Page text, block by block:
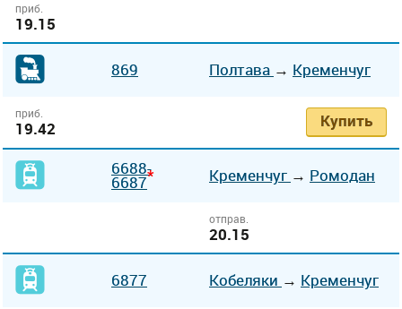
приб.
19.15
869 Полтава → Кременчуг
приб.
19.42 Купить
6688-
6687* Кременчуг → Ромодан
отправ.
20.15
6877 Кобеляки → Кременчуг